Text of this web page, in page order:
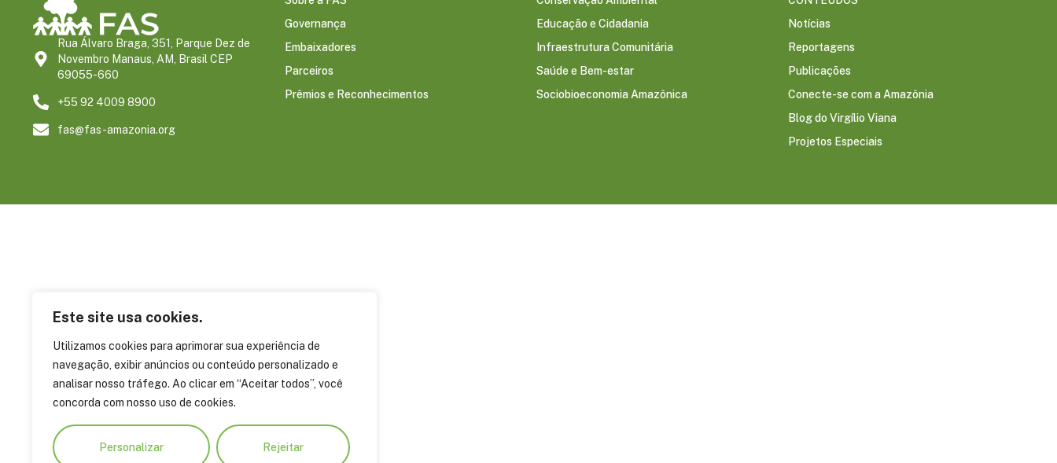
Este site usa cookies.
Utilizamos cookies para aprimorar sua experiência de
navegação, exibir anúncios ou conteúdo personalizado e
analisar nosso tráfego. Ao clicar em “Aceitar todos”, você
concorda com nosso uso de cookies.
Personalizar Rejeitar
Rua Álvaro Braga, 351, Parque Dez de
Novembro Manaus, AM, Brasil CEP
69055-660
+55 92 4009 8900
fas@fas-amazonia.org
Governança
Embaixadores
Parceiros
Prêmios e Reconhecimentos
Educação e Cidadania
Infraestrutura Comunitária
Saúde e Bem-estar
Sociobioeconomia Amazônica
Notícias
Reportagens
Publicações
Conecte-se com a Amazônia
Blog do Virgílio Viana
Projetos Especiais